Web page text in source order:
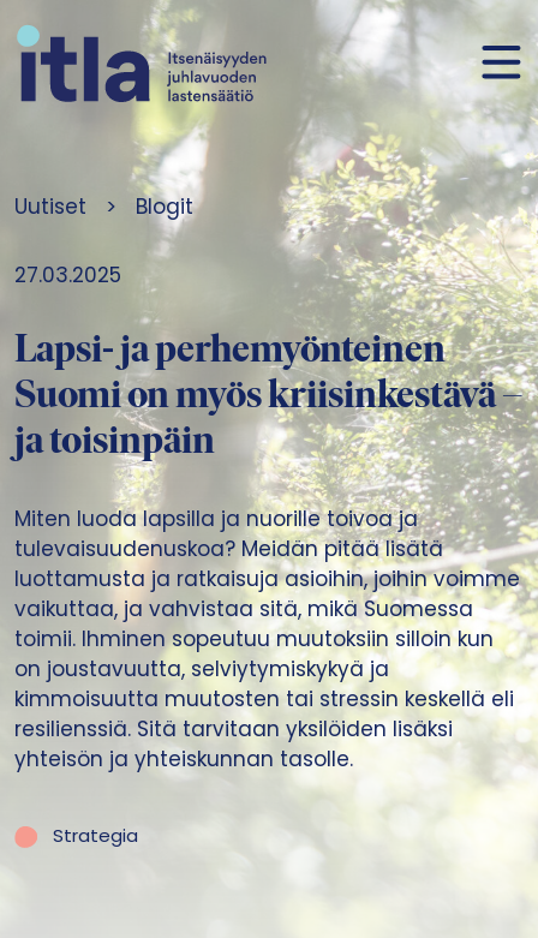
Siirry sisältöön
Uutiset > Blogit
27.03.2025
Lapsi- ja perhemyönteinen
Suomi on myös kriisinkestävä –
ja toisinpäin
Miten luoda lapsilla ja nuorille toivoa ja
tulevaisuudenuskoa? Meidän pitää lisätä
luottamusta ja ratkaisuja asioihin, joihin voimme
vaikuttaa, ja vahvistaa sitä, mikä Suomessa
toimii. Ihminen sopeutuu muutoksiin silloin kun
on joustavuutta, selviytymiskykyä ja
kimmoisuutta muutosten tai stressin keskellä eli
resilienssiä. Sitä tarvitaan yksilöiden lisäksi
yhteisön ja yhteiskunnan tasolle.
Strategia